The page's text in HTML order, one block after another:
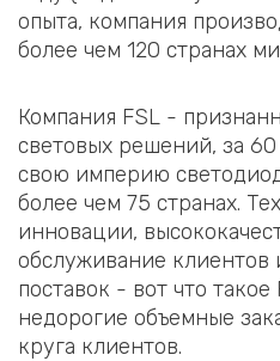
опыта, компания
более чем 120 странах
Компания FSL -
световых решений, за
свою империю
более чем 75 странах.
инновации,
обслуживание клиентов
поставок - вот что
недорогие объемные
круга клиентов.